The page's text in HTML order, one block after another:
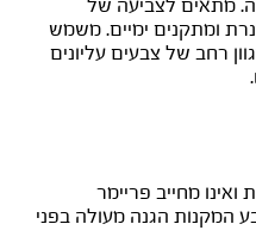
ומתקנים ימיים. משמש
רחב של צבעים עליונים
מחייב פריימר
המקנות הגנה מעולה בפני